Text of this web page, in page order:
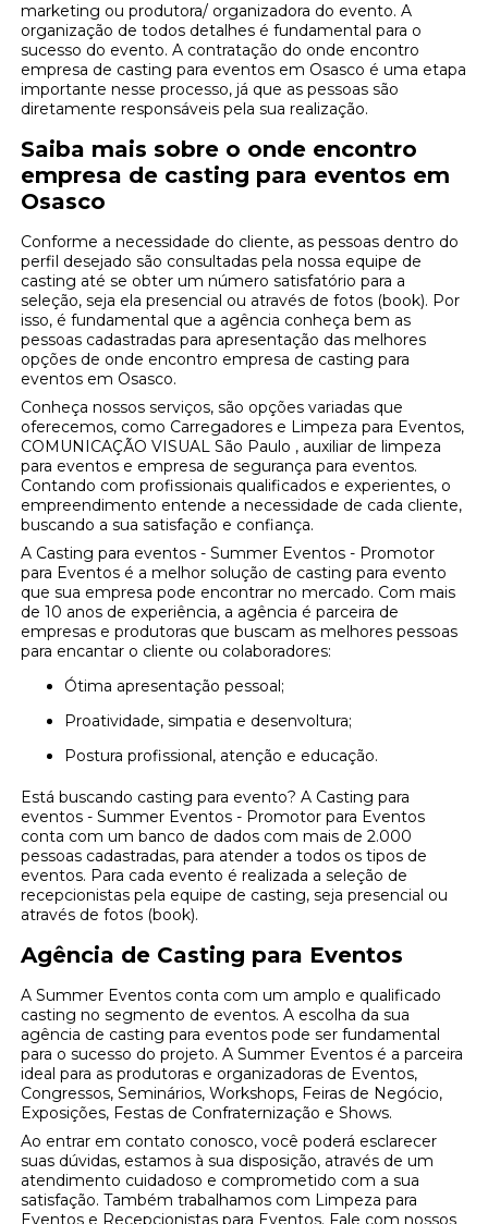
marketing ou produtora/ organizadora do evento. A
organização de todos detalhes é fundamental para o
sucesso do evento. A contratação do onde encontro
empresa de casting para eventos em Osasco é uma etapa
importante nesse processo, já que as pessoas são
diretamente responsáveis pela sua realização.
Saiba mais sobre o onde encontro
empresa de casting para eventos em
Osasco
Conforme a necessidade do cliente, as pessoas dentro do
perfil desejado são consultadas pela nossa equipe de
casting até se obter um número satisfatório para a
seleção, seja ela presencial ou através de fotos (book). Por
isso, é fundamental que a agência conheça bem as
pessoas cadastradas para apresentação das melhores
opções de onde encontro empresa de casting para
eventos em Osasco.
Conheça nossos serviços, são opções variadas que
oferecemos, como Carregadores e Limpeza para Eventos,
COMUNICAÇÃO VISUAL São Paulo , auxiliar de limpeza
para eventos e empresa de segurança para eventos.
Contando com profissionais qualificados e experientes, o
empreendimento entende a necessidade de cada cliente,
buscando a sua satisfação e confiança.
A Casting para eventos - Summer Eventos - Promotor
para Eventos é a melhor solução de casting para evento
que sua empresa pode encontrar no mercado. Com mais
de 10 anos de experiência, a agência é parceira de
empresas e produtoras que buscam as melhores pessoas
para encantar o cliente ou colaboradores:
Ótima apresentação pessoal;
Proatividade, simpatia e desenvoltura;
Postura profissional, atenção e educação.
Está buscando casting para evento? A Casting para
eventos - Summer Eventos - Promotor para Eventos
conta com um banco de dados com mais de 2.000
pessoas cadastradas, para atender a todos os tipos de
eventos. Para cada evento é realizada a seleção de
recepcionistas pela equipe de casting, seja presencial ou
através de fotos (book).
Agência de Casting para Eventos
A Summer Eventos conta com um amplo e qualificado
casting no segmento de eventos. A escolha da sua
agência de casting para eventos pode ser fundamental
para o sucesso do projeto. A Summer Eventos é a parceira
ideal para as produtoras e organizadoras de Eventos,
Congressos, Seminários, Workshops, Feiras de Negócio,
Exposições, Festas de Confraternização e Shows.
Ao entrar em contato conosco, você poderá esclarecer
suas dúvidas, estamos à sua disposição, através de um
atendimento cuidadoso e comprometido com a sua
satisfação. Também trabalhamos com Limpeza para
Eventos e Recepcionistas para Eventos. Fale com nossos